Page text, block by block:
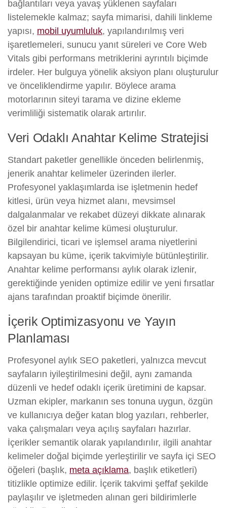
bağlantıları veya yavaş yüklenen sayfaları
listelemekle kalmaz; sayfa mimarisi, dahili linkleme
yapısı, mobil uyumluluk, yapılandırılmış veri
işaretlemeleri, sunucu yanıt süreleri ve Core Web
Vitals gibi performans metriklerini ayrıntılı biçimde
irdeler. Her bulguya yönelik aksiyon planı oluşturulur
ve önceliklendirme yapılır. Böylece arama
motorlarının siteyi tarama ve dizine ekleme
verimliliği sistematik olarak artırılır.
Veri Odaklı Anahtar Kelime Stratejisi
Standart paketler genellikle önceden belirlenmiş,
jenerik anahtar kelimeler üzerinden ilerler.
Profesyonel yaklaşımlarda ise işletmenin hedef
kitlesi, ürün veya hizmet alanı, mevsimsel
dalgalanmalar ve rekabet düzeyi dikkate alınarak
özel bir anahtar kelime kümesi oluşturulur.
Bilgilendirici, ticari ve işlemsel arama niyetlerini
kapsayan bu küme, içerik takvimiyle bütünleştirilir.
Anahtar kelime performansı aylık olarak izlenir,
gerektiğinde yeniden optimize edilir ve yeni fırsatlar
ajans tarafından proaktif biçimde önerilir.
İçerik Optimizasyonu ve Yayın
Planlaması
Profesyonel aylık SEO paketleri, yalnızca mevcut
sayfaların iyileştirilmesini değil, aynı zamanda
düzenli ve hedef odaklı içerik üretimini de kapsar.
Uzman ekipler, markanın ses tonuna uygun, özgün
ve kullanıcıya değer katan blog yazıları, rehberler,
vaka çalışmaları veya açılış sayfaları hazırlar.
İçerikler semantik olarak yapılandırılır, ilgili anahtar
kelimeler doğal biçimde yerleştirilir ve sayfa içi SEO
öğeleri (başlık, meta açıklama, başlık etiketleri)
titizlikle optimize edilir. İçerik takvimi şeffaf şekilde
paylaşılır ve işletmeden alınan geri bildirimlerle